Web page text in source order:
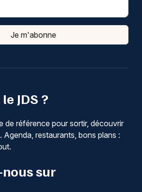
JDS ?
de référence pour sortir, découvrir
Agenda, restaurants, bons plans :
sur
Je m'abonne